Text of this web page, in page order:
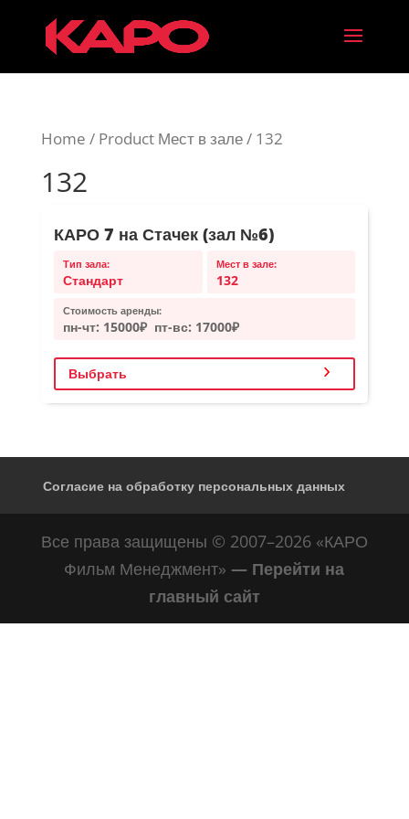
Home / Product Мест в зале / 132
132
КАРО 7 на Стачек (зал №6)
Тип зала:
Стандарт
Мест в зале:
132
Стоимость аренды:
пн-чт: 15000₽ пт-вс: 17000₽
Выбрать
Согласие на обработку персональных данных
Все права защищены © 2007–2026 «КАРО
Фильм Менеджмент» — Перейти на
главный сайт